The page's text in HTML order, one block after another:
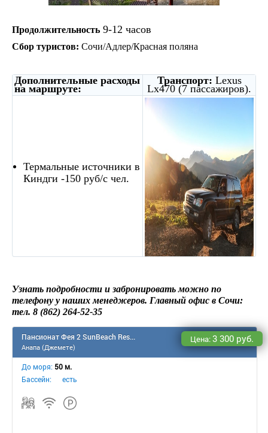
Продолжительность 9-12 часов
Сбор туристов: Сочи/Адлер/Красная поляна
Дополнительные расходы
на маршруте:
Транспорт: Lexus
Lx470 (7 пассажиров).
Термальные источники в
Киндги -150 руб/с чел.
Узнать подробности и забронировать можно по
телефону у наших менеджеров. Главный офис в Сочи:
тел. 8 (862) 264-52-35
Пансионат Фея 2 SunBeach Resort & Spa
Анапа (Джемете)
Цена:3 300 руб.
До моря: 50 м.
Бассейн:
есть